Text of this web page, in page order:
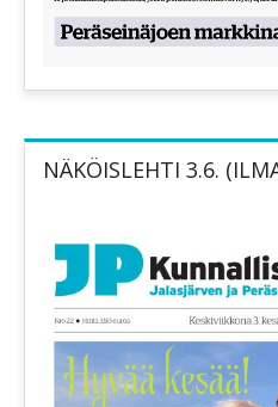
NÄKÖISLEHTI 3.6.